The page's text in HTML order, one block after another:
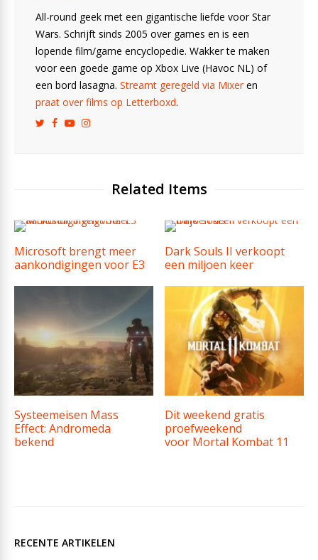
All-round geek met een gigantische liefde voor Star
Wars. Schrijft sinds 2005 over games en is een
lopende film/game encyclopedie. Wakker te maken
voor een goede game op Xbox Live (Havoc NL) of
een bord lasagna. Streamt geregeld via Mixeren
praat over films op Letterboxd.
Related Items
Microsoft brengt meer
aankondigingen voor E3
Dark Souls II verkoopt
een miljoen keer
Systeemeisen Mass
Effect: Andromeda
bekend
Dit weekend gratis
proefweekend
voor Mortal Kombat 11
RECENTE ARTIKELEN